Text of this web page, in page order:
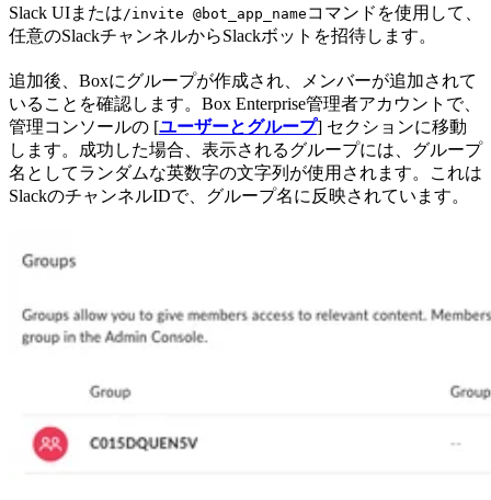
Slack UIまたは/invite @bot_app_name コマンドを使用して、
任意のSlackチャンネルからSlackボットを招待します。
追加後、Boxにグループが作成され、メンバーが追加されて
いることを確認します。Box Enterprise管理者アカウントで、
管理コンソールの [ユーザーとグループ] セクションに移動
します。成功した場合、表示されるグループには、グループ
名としてランダムな英数字の文字列が使用されます。これは
SlackのチャンネルIDで、グループ名に反映されています。